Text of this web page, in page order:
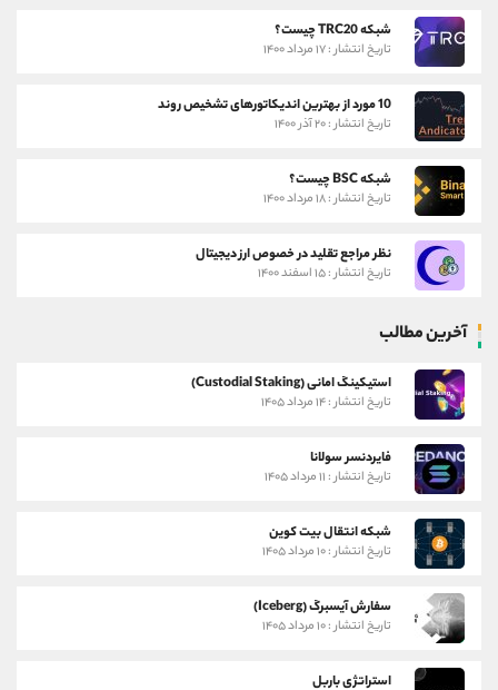
شبکه TRC20 چیست؟
تاریخ انتشار : ۱۷ مرداد ۱۴۰۰
10 مورد از بهترین اندیکاتورهای تشخیص روند
تاریخ انتشار : ۲۰ آذر ۱۴۰۰
شبکه BSC چیست؟
تاریخ انتشار : ۱۸ مرداد ۱۴۰۰
نظر مراجع تقلید در خصوص ارز دیجیتال
تاریخ انتشار : ۱۵ اسفند ۱۴۰۰
آخرین مطالب
استیکینگ امانی (Custodial Staking)
تاریخ انتشار : ۱۴ مرداد ۱۴۰۵
فایردنسر سولانا
تاریخ انتشار : ۱۱ مرداد ۱۴۰۵
شبکه انتقال بیت کوین
تاریخ انتشار : ۱۰ مرداد ۱۴۰۵
سفارش آیسبرگ (Iceberg)
تاریخ انتشار : ۱۰ مرداد ۱۴۰۵
استراتژی باربل